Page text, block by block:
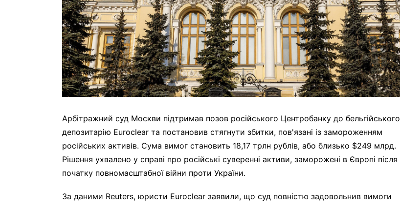
Арбітражний суд Москви підтримав позов російського Центробанку до бельгійського
депозитарію Euroclear та постановив стягнути збитки, пов'язані із замороженням
російських активів. Сума вимог становить 18,17 трлн рублів, або близько $249 млрд.
Рішення ухвалено у справі про російські суверенні активи, заморожені в Європі після
початку повномасштабної війни проти України.
За даними Reuters, юристи Euroclear заявили, що суд повністю задовольнив вимоги